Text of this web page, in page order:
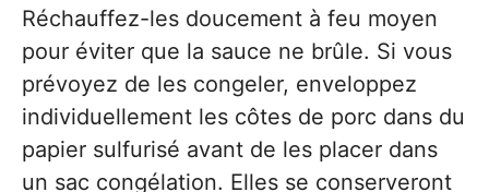
Réchauffez-les doucement à feu moyen
pour éviter que la sauce ne brûle. Si vous
prévoyez de les congeler, enveloppez
individuellement les côtes de porc dans du
papier sulfurisé avant de les placer dans
un sac congélation. Elles se conserveront